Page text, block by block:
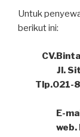
Untuk
berikut ini:
Jl.
Tlp.021-
E-